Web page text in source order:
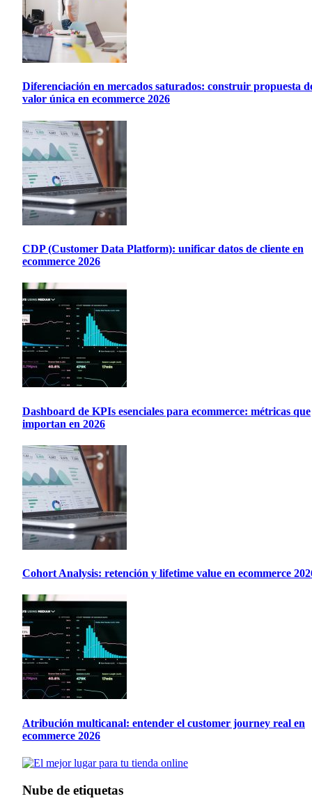
Diferenciación en mercados saturados: construir propuesta
valor única en ecommerce 2026
CDP (Customer Data Platform): unificar datos de cliente en
ecommerce 2026
Dashboard de KPIs esenciales para ecommerce: métricas que
importan en 2026
Cohort Analysis: retención y lifetime value en ecommerce
Atribución multicanal: entender el customer journey real en
ecommerce 2026
Nube de etiquetas